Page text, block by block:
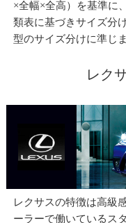
×全幅×全高）を基準に
類表に基づきサイズ分
型のサイズ分けに準じま
レク
レクサスの特徴は高級
ーラーで働いているス